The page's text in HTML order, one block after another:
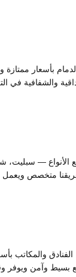
بأسعار
في
— سبليت،
متخصص ويعمل
والمكاتب